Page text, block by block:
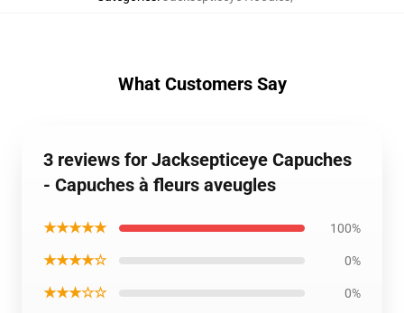
What Customers Say
3 reviews for Jacksepticeye Capuches
- Capuches à fleurs aveugles
★★★★★ 100%
★★★★☆ 0%
★★★☆☆ 0%